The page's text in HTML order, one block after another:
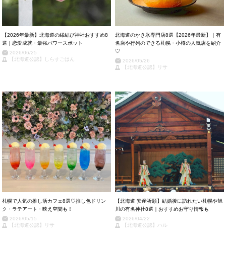
【2026年最新】北海道の縁結び神社おすすめ8
選｜恋愛成就・最強パワースポット
2026/06/25
【北海道公認】しらすごはん
北海道のかき氷専門店8選【2026年最新】｜有
名店や行列のできる札幌・小樽の人気店を紹介
♡
2026/05/26
【北海道公認】リサ
札幌で人気の推し活カフェ8選♡推し色ドリン
ク・ラテアート・映え空間も！
2026/05/15
【北海道公認】リサ
【北海道 安産祈願】結婚後に訪れたい札幌や旭
川の有名神社8選｜おすすめお守り情報も
2026/04/22
【北海道公認】ハル